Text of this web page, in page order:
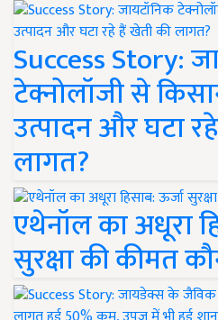
Success Story:
टेक्नोलॉजी से
उत्पादन और घटा
लागत?
एथेनॉल का अधूरा
सुरक्षा की कीमत